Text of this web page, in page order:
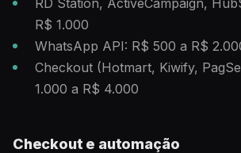
RD Station, ActiveCampaign,
R$ 1.000
WhatsApp API: R$ 500 a R$
Checkout (Hotmart, Kiwify,
1.000 a R$ 4.000
Checkout e automação